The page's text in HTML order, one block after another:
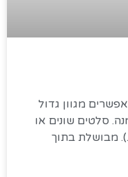
מגוון גדול
סלטים שונים או
מבושלת בתוך